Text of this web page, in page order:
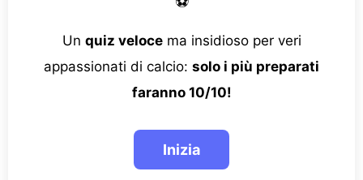
Un quiz velocema insidioso per veri
appassionati di calcio: solo i più preparati
faranno 10/10!